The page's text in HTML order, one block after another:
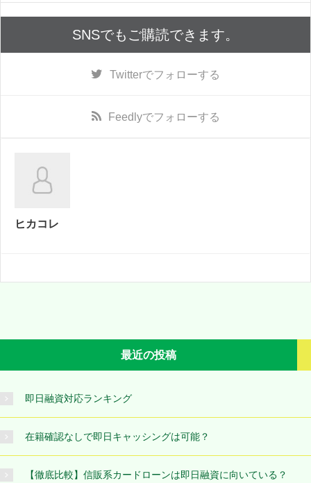
SNSでもご購読できます。
Twitterでフォローする
Feedlyでフォローする
ヒカコレ
最近の投稿
即日融資対応ランキング
在籍確認なしで即日キャッシングは可能？
【徹底比較】信販系カードローンは即日融資に向いている？